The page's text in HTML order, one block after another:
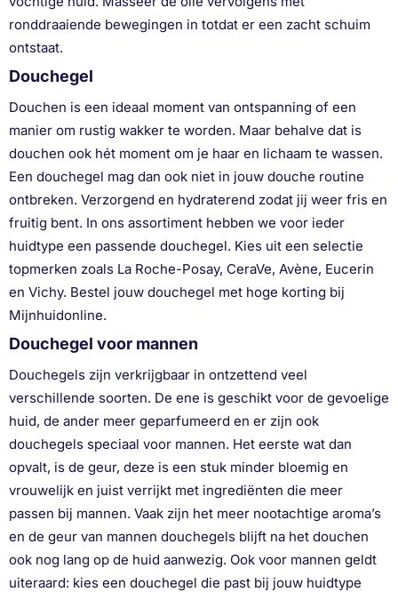
ronddraaiende bewegingen in totdat er een zacht schuim
ontstaat.
Douchegel
Douchen is een ideaal moment van ontspanning of een
manier om rustig wakker te worden. Maar behalve dat is
douchen ook hét moment om je haar en lichaam te wassen.
Een douchegel mag dan ook niet in jouw douche routine
ontbreken. Verzorgend en hydraterend zodat jij weer fris en
fruitig bent. In ons assortiment hebben we voor ieder
huidtype een passende douchegel. Kies uit een selectie
topmerken zoals La Roche-Posay, CeraVe, Avène, Eucerin
en Vichy. Bestel jouw douchegel met hoge korting bij
Mijnhuidonline.
Douchegel voor mannen
Douchegels zijn verkrijgbaar in ontzettend veel
verschillende soorten. De ene is geschikt voor de gevoelige
huid, de ander meer geparfumeerd en er zijn ook
douchegels speciaal voor mannen. Het eerste wat dan
opvalt, is de geur, deze is een stuk minder bloemig en
vrouwelijk en juist verrijkt met ingrediënten die meer
passen bij mannen. Vaak zijn het meer nootachtige aroma’s
en de geur van mannen douchegels blijft na het douchen
ook nog lang op de huid aanwezig. Ook voor mannen geldt
uiteraard: kies een douchegel die past bij jouw huidtype